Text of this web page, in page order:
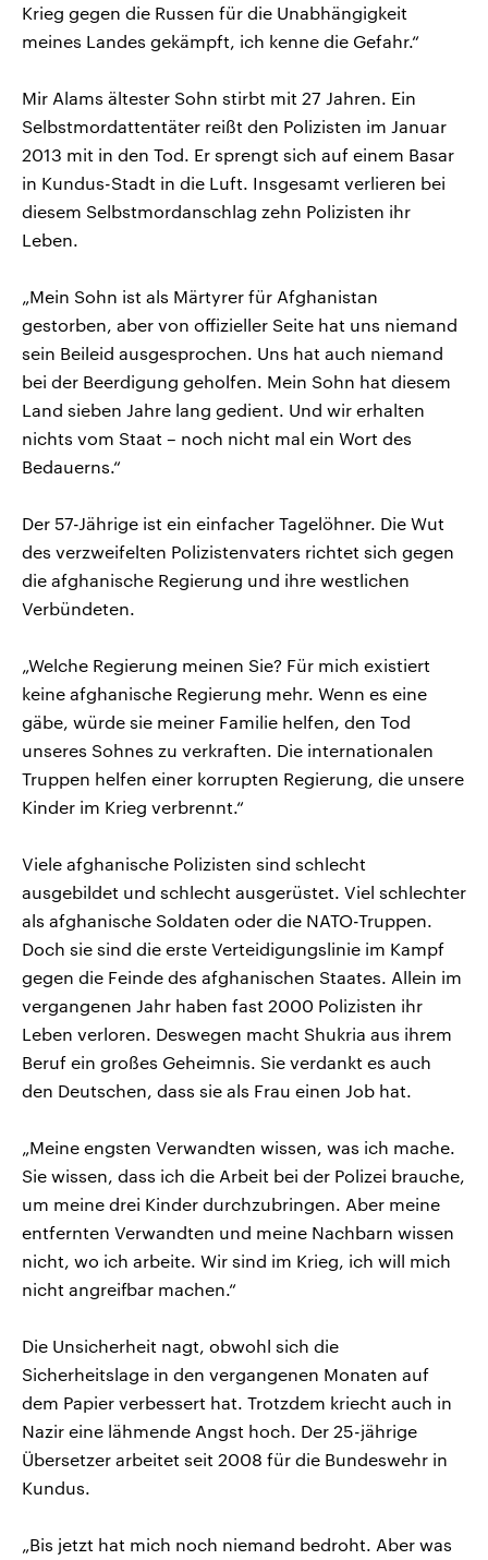
Krieg gegen die Russen für die Unabhängigkeit
meines Landes gekämpft, ich kenne die Gefahr.“
Mir Alams ältester Sohn stirbt mit 27 Jahren. Ein
Selbstmordattentäter reißt den Polizisten im Januar
2013 mit in den Tod. Er sprengt sich auf einem Basar
in Kundus-Stadt in die Luft. Insgesamt verlieren bei
diesem Selbstmordanschlag zehn Polizisten ihr
Leben.
„Mein Sohn ist als Märtyrer für Afghanistan
gestorben, aber von offizieller Seite hat uns niemand
sein Beileid ausgesprochen. Uns hat auch niemand
bei der Beerdigung geholfen. Mein Sohn hat diesem
Land sieben Jahre lang gedient. Und wir erhalten
nichts vom Staat – noch nicht mal ein Wort des
Bedauerns.“
Der 57-Jährige ist ein einfacher Tagelöhner. Die Wut
des verzweifelten Polizistenvaters richtet sich gegen
die afghanische Regierung und ihre westlichen
Verbündeten.
„Welche Regierung meinen Sie? Für mich existiert
keine afghanische Regierung mehr. Wenn es eine
gäbe, würde sie meiner Familie helfen, den Tod
unseres Sohnes zu verkraften. Die internationalen
Truppen helfen einer korrupten Regierung, die unsere
Kinder im Krieg verbrennt.“
Viele afghanische Polizisten sind schlecht
ausgebildet und schlecht ausgerüstet. Viel schlechter
als afghanische Soldaten oder die NATO-Truppen.
Doch sie sind die erste Verteidigungslinie im Kampf
gegen die Feinde des afghanischen Staates. Allein im
vergangenen Jahr haben fast 2000 Polizisten ihr
Leben verloren. Deswegen macht Shukria aus ihrem
Beruf ein großes Geheimnis. Sie verdankt es auch
den Deutschen, dass sie als Frau einen Job hat.
„Meine engsten Verwandten wissen, was ich mache.
Sie wissen, dass ich die Arbeit bei der Polizei brauche,
um meine drei Kinder durchzubringen. Aber meine
entfernten Verwandten und meine Nachbarn wissen
nicht, wo ich arbeite. Wir sind im Krieg, ich will mich
nicht angreifbar machen.“
Die Unsicherheit nagt, obwohl sich die
Sicherheitslage in den vergangenen Monaten auf
dem Papier verbessert hat. Trotzdem kriecht auch in
Nazir eine lähmende Angst hoch. Der 25-jährige
Übersetzer arbeitet seit 2008 für die Bundeswehr in
Kundus.
„Bis jetzt hat mich noch niemand bedroht. Aber was